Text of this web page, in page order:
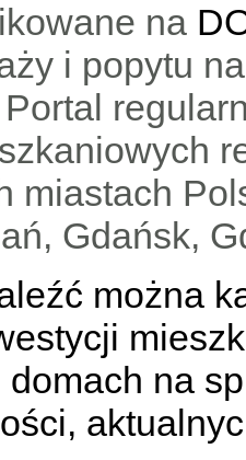
na
i popytu
miastach
Gdańsk,
można
domach na